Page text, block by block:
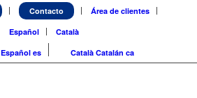
Contacto
Área de clientes
Español
Català
Español es Català Catalán ca